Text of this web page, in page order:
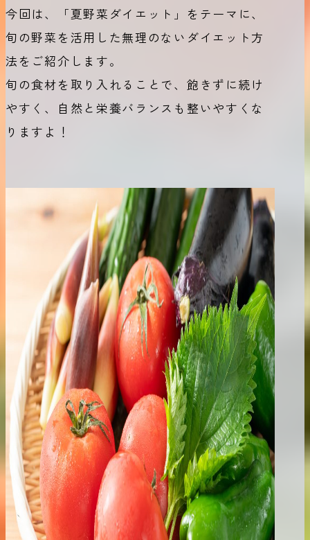
今回は、「夏野菜ダイエット」をテーマに、
旬の野菜を活用した無理のないダイエット方
法をご紹介します。
旬の食材を取り入れることで、飽きずに続け
やすく、自然と栄養バランスも整いやすくな
りますよ！